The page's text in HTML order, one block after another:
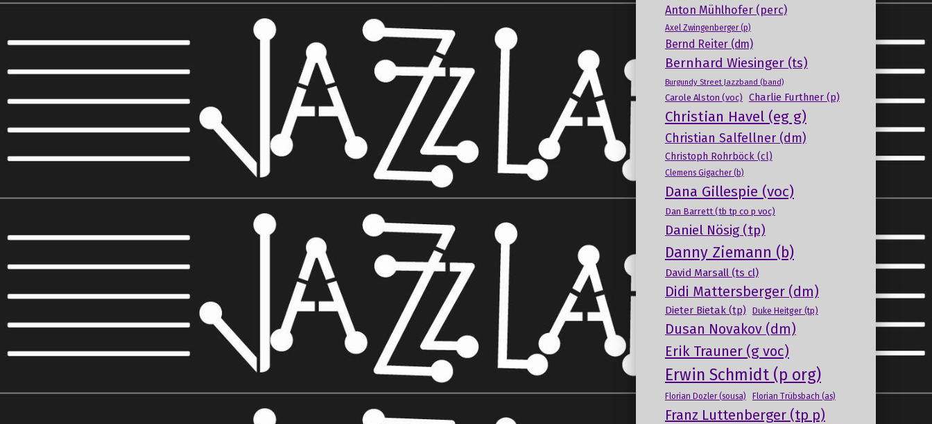
Anton Mühlhofer (perc)
Axel Zwingenberger (p)
Bernd Reiter (dm)
Bernhard Wiesinger (ts)
Burgundy Street Jazzband (band)
Carole Alston (voc) Charlie Furthner (p)
Christian Havel (eg g)
Christian Salfellner (dm)
Christoph Rohrböck (cl)
Clemens Gigacher (b)
Dana Gillespie (voc)
Dan Barrett (tb tp co p voc)
Daniel Nösig (tp)
Danny Ziemann (b)
David Marsall (ts cl)
Didi Mattersberger (dm)
Dieter Bietak (tp) Duke Heitger (tp)
Dusan Novakov (dm)
Erik Trauner (g voc)
Erwin Schmidt (p org)
Florian Dozler (sousa) Florian Trübsbach (as)
Franz Luttenberger (tp p)